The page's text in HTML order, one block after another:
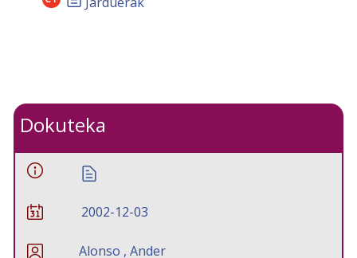
Dokuteka
2002-12-03
Alonso , Ander